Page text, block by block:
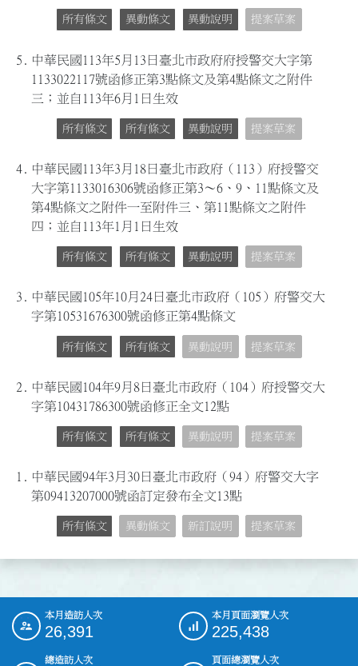
所有條文 異動條文 異動說明 提案草案
5.
中華民國113年5月13日臺北市政府府授警交大字第
1133022117號函修正第3點條文及第4點條文之附件
三；並自113年6月1日生效
所有條文 所有條文 異動說明 提案草案
4.
中華民國113年3月18日臺北市政府（113）府授警交
大字第1133016306號函修正第3～6、9、11點條文及
第4點條文之附件一至附件三、第11點條文之附件
四；並自113年1月1日生效
所有條文 所有條文 異動說明 提案草案
3. 中華民國105年10月24日臺北市政府（105）府警交大
字第10531676300號函修正第4點條文
所有條文 所有條文 異動說明 提案草案
2.
中華民國104年9月8日臺北市政府（104）府授警交大
字第10431786300號函修正全文12點
所有條文 所有條文 異動說明 提案草案
1.
中華民國94年3月30日臺北市政府（94）府警交大字
第09413207000號函訂定發布全文13點
所有條文 異動條文 新訂說明 提案草案
::: 本月造訪人次
26,391
本月頁面瀏覽人次
225,438
總造訪人次
頁面總瀏覽人次